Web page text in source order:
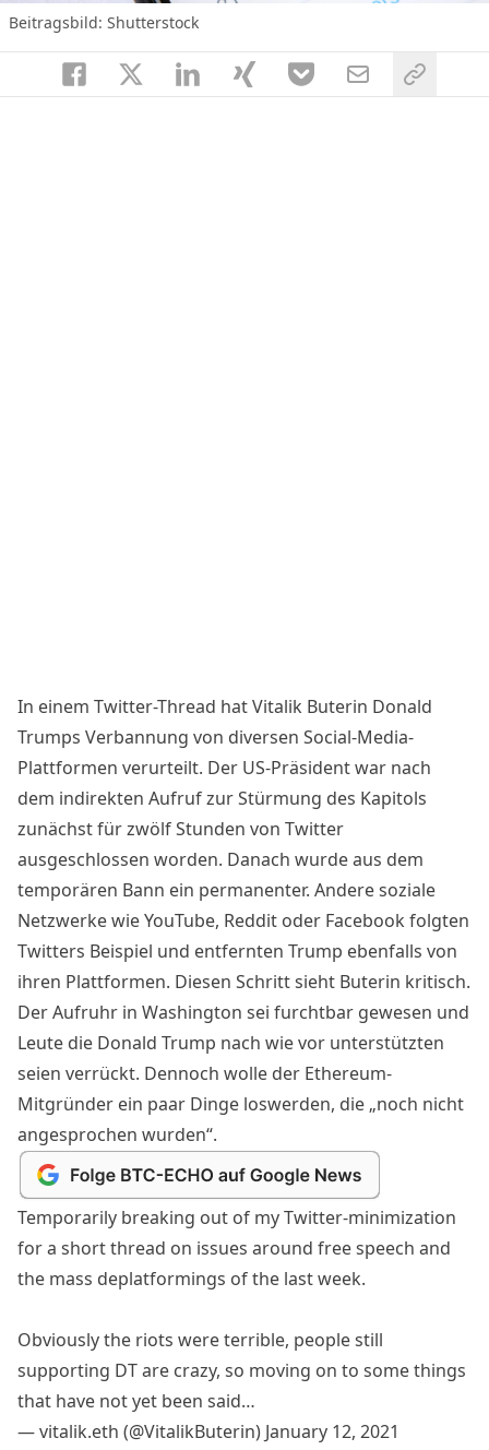
Beitragsbild: Shutterstock
In einem Twitter-Thread hat Vitalik Buterin Donald
Trumps Verbannung von diversen Social-Media-
Plattformen verurteilt. Der US-Präsident war nach
dem indirekten Aufruf zur Stürmung des Kapitols
zunächst für zwölf Stunden von Twitter
ausgeschlossen worden. Danach wurde aus dem
temporären Bann ein permanenter. Andere soziale
Netzwerke wie YouTube, Reddit oder Facebook folgten
Twitters Beispiel und entfernten Trump ebenfalls von
ihren Plattformen. Diesen Schritt sieht Buterin kritisch.
Der Aufruhr in Washington sei furchtbar gewesen und
Leute die Donald Trump nach wie vor unterstützten
seien verrückt. Dennoch wolle der Ethereum-
Mitgründer ein paar Dinge loswerden, die „noch nicht
angesprochen wurden“.
Temporarily breaking out of my Twitter-minimization
for a short thread on issues around free speech and
the mass deplatformings of the last week.
Obviously the riots were terrible, people still
supporting DT are crazy, so moving on to some things
that have not yet been said…
— vitalik.eth (@VitalikButerin) January 12, 2021